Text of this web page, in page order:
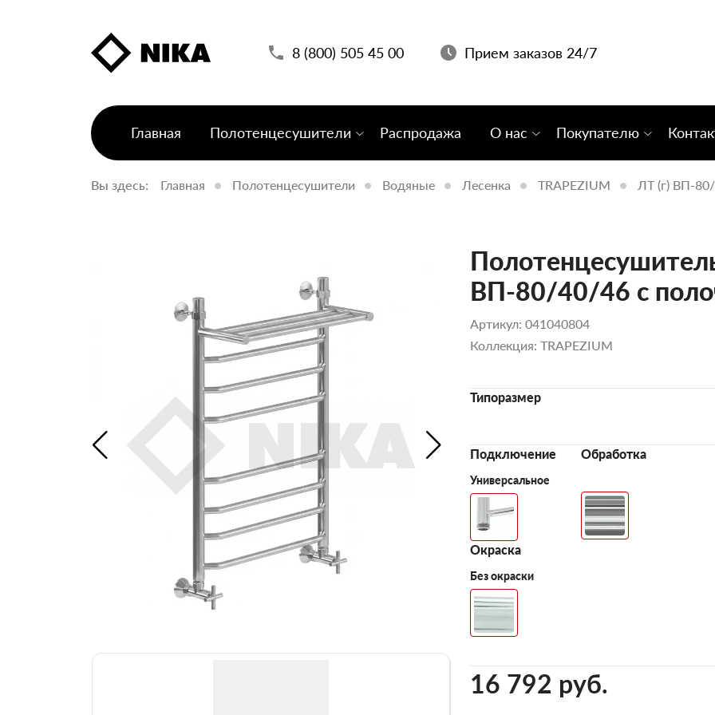
8 (800) 505 45 00 Прием заказов 24/7
Главная Полотенцесушители Распродажа О нас Покупателю
Вы здесь: Главная Полотенцесушители Водяные Лесенка TRAPEZIUM ЛТ (г) ВП-
ВП-80/40/46 с
Артикул: 041040804
Коллекция: TRAPEZIUM
Типоразмер
Подключение
Универсальное
Обработка
Окраска
Без окраски
16 792 pуб.